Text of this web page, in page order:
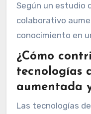
Según un estudio
colaborativo
conocimiento en
¿Cómo
tecnologías
aumentada
Las tecnologías